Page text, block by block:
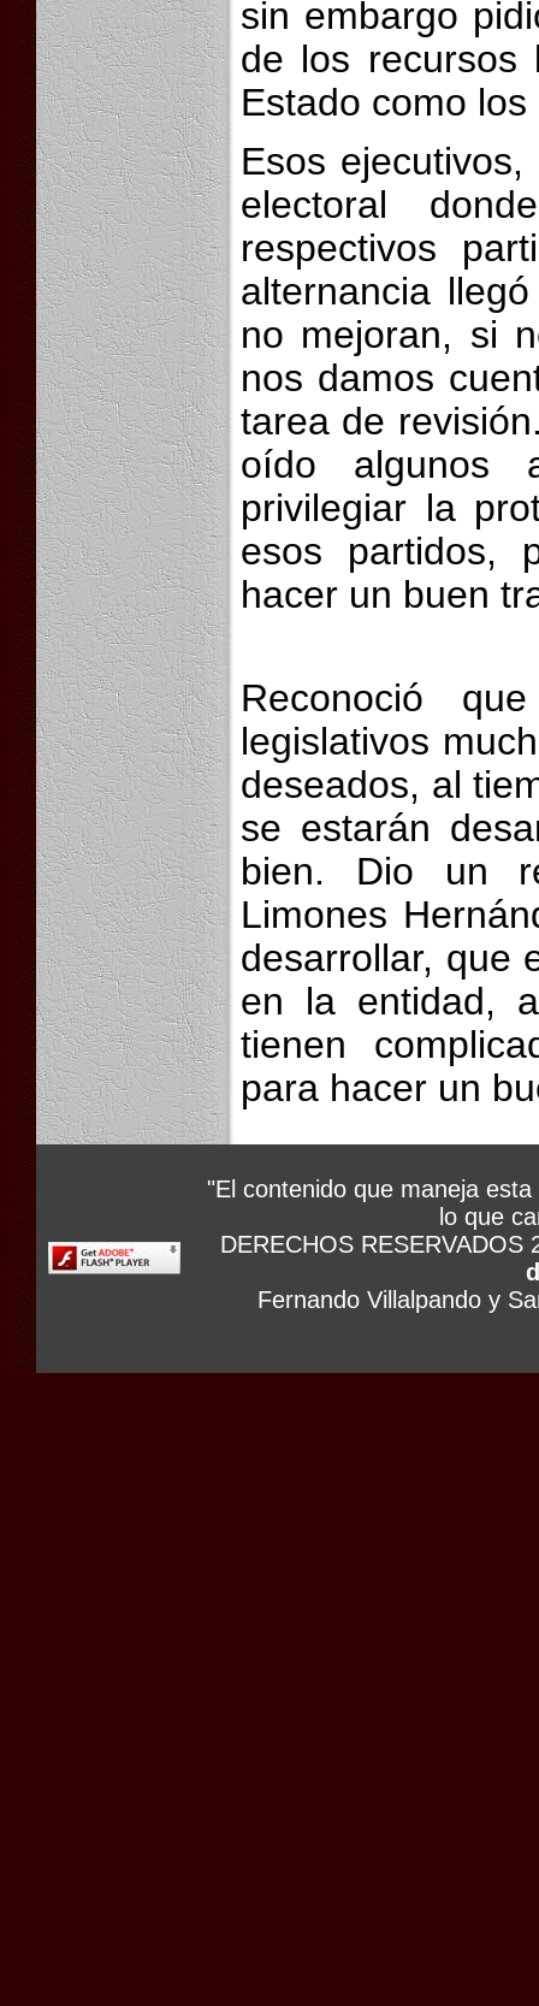
sin embargo
de los recursos
Estado como
Esos
electoral
respectivos
alternancia
no mejoran, si
nos damos
tarea de
oído algunos
privilegiar la
esos partidos,
hacer un buen
Reconoció
legislativos
deseados, al
se estarán
bien. Dio un
Limones
desarrollar, que
en la entidad,
tienen
para hacer un
"El contenido que maneja
lo que
DERECHOS RESERVADOS
Fernando Villalpando y